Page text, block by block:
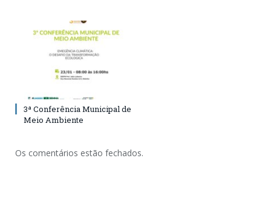
3ª Conferência Municipal de
Meio Ambiente
Os comentários estão fechados.